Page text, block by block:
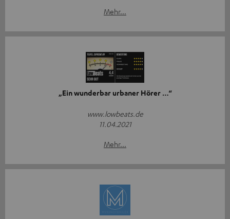
Mehr...
„Ein wunderbar urbaner Hörer …“
www.lowbeats.de
11.04.2021
Mehr...